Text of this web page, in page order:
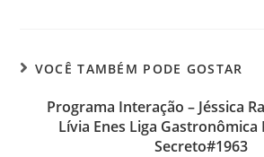
VOCÊ TAMBÉM PODE GOSTAR
Programa Interação – Jéssica
Lívia Enes Liga Gastronômica
Secreto#1963